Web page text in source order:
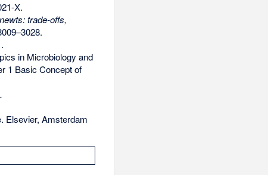
X.
trade-offs,
in Microbiology and
1 Basic Concept of
Elsevier, Amsterdam